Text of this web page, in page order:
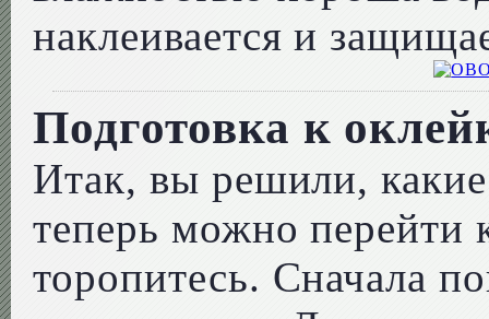
наклеивается и
Подготовка к
Итак, вы решили,
теперь можно перейти
торопитесь. Сначала